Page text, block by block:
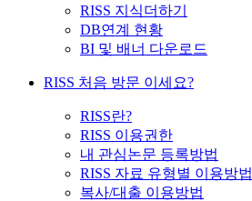
RISS 지식더하기
DB연계 현황
BI 및 배너 다운로드
RISS 처음 방문 이세요?
RISS란?
RISS 이용권한
내 관심논문 등록방법
RISS 자료 유형별 이용방법
복사/대출 이용방법